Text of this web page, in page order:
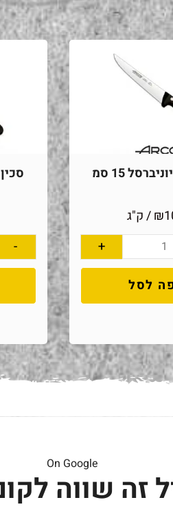
15 סמ
₪/ ק"ג
+
לסל
סכין
-
On Google
זה שווה